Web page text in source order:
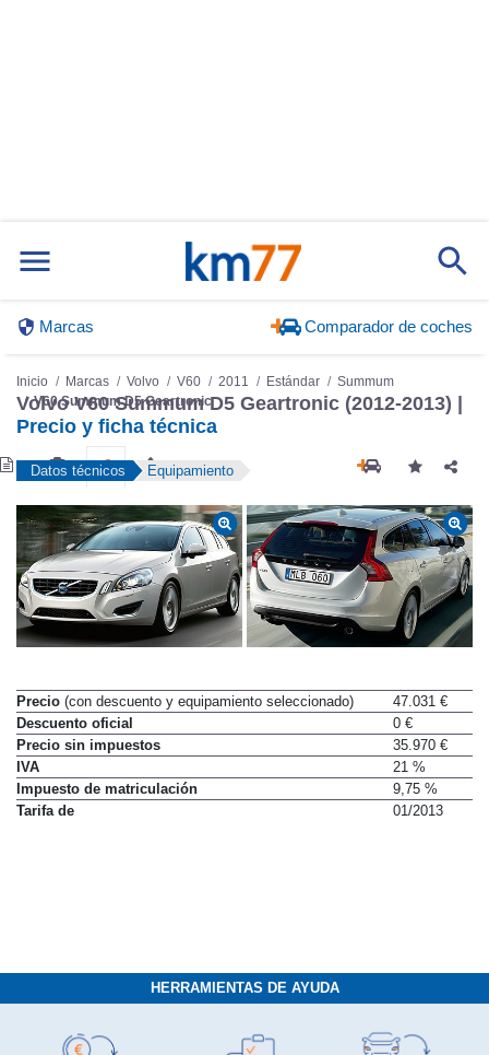
Volvo V60 Summum D5 Geartronic (2012-2013) |
Precio y ficha técnica
Precio(con descuento y equipamiento seleccionado)
47.031 €
Descuento oficial
0 €
Precio sin impuestos
35.970 €
IVA
21 %
Impuesto de matriculación
9,75 %
HERRAMIENTAS DE AYUDA